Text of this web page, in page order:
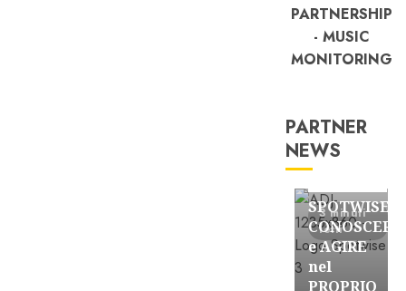
PARTNERSHIP
- MUSIC
MONITORING
PARTNER
NEWS
3 minuti
letti
FREE
SPOTWISE:
CONOSCERE
e AGIRE
nel
PROPRIO